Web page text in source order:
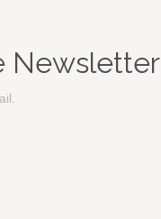
Newsletter